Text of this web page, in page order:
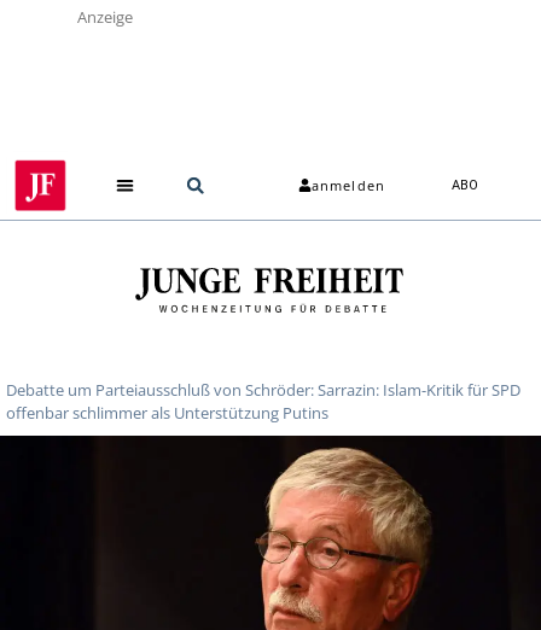
Anzeige
anmelden ABO
Debatte um Parteiausschluß von Schröder: Sarrazin: Islam-Kritik für SPD
offenbar schlimmer als Unterstützung Putins